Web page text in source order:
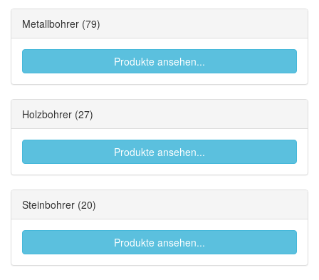
Metallbohrer (79)
Produkte ansehen...
Holzbohrer (27)
Produkte ansehen...
Steinbohrer (20)
Produkte ansehen...